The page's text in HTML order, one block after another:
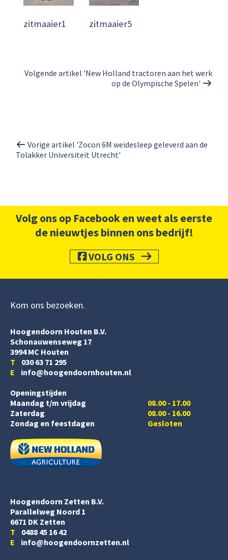
zitmaaier1 zitmaaier5
Volgende artikel 'New Holland tractoren aan het werk
op de Olympische Spelen'
Vorige artikel 'Zocon 6M weidesleep geleverd aan de
Tolakker Universiteit Utrecht'
Volg ons op Facebook en weet als eerste
de nieuwtjes binnen ons bedrijf!
VOLG ONS
Kom ons bezoeken
Hoogendoorn Houten B.V.
Schonauwenseweg 17
3994 MC Houten
T 030 63 71 295
E info@hoogendoornhouten.nl
Openingstijden
Maandag t/m vrijdag
Zaterdag
08.00 - 17.00
08.00 - 16.00
Zondag en feestdagen
Gesloten
Hoogendoorn Zetten B.V.
Parallelweg Noord 1
6671 DK Zetten
T 0488 45 16 42
E info@hoogendoornzetten.nl